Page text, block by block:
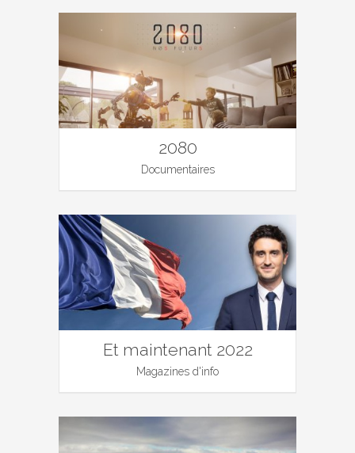
2080
Documentaires
Et maintenant 2022
Magazines d'info